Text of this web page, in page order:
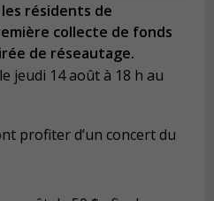
résidents de
collecte de fonds
de réseautage.
jeudi 14 août à 18 h au
profiter d’un concert du